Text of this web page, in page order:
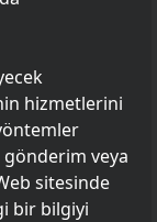
hizmetlerini
gönderim veya
sitesinde
bir bilgiyi